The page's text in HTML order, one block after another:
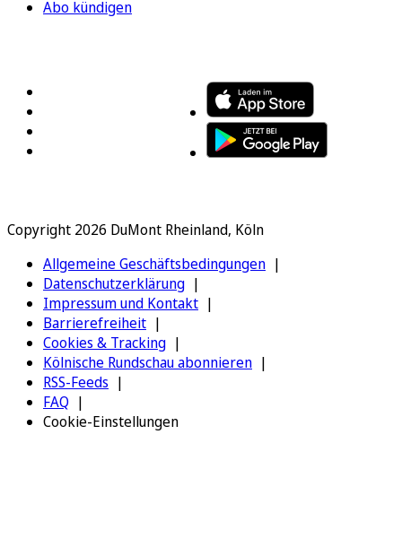
Abo kündigen
Copyright 2026 DuMont Rheinland, Köln
Allgemeine Geschäftsbedingungen
Datenschutzerklärung
Impressum und Kontakt
Barrierefreiheit
Cookies & Tracking
Kölnische Rundschau abonnieren
RSS-Feeds
FAQ
Cookie-Einstellungen